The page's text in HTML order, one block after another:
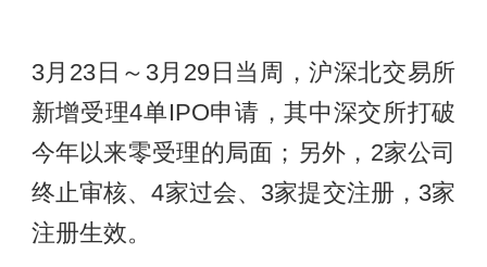
3月23日～3月29日当周，沪深北交易所
新增受理4单IPO申请，其中深交所打破
今年以来零受理的局面；另外，2家公司
终止审核、4家过会、3家提交注册，3家
注册生效。